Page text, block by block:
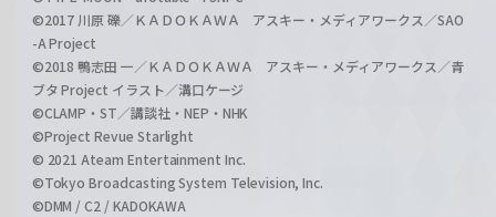
©2017 川原 礫／ＫＡＤＯＫＡＷＡ アスキー・メディアワークス／SAO
-A Project
©2018 鴨志田 一／ＫＡＤＯＫＡＷＡ アスキー・メディアワークス／青
ブタ Project イラスト／溝口ケージ
©CLAMP・ST／講談社・NEP・NHK
©Project Revue Starlight
© 2021 Ateam Entertainment Inc.
©Tokyo Broadcasting System Television, Inc.
©DMM / C2 / KADOKAWA